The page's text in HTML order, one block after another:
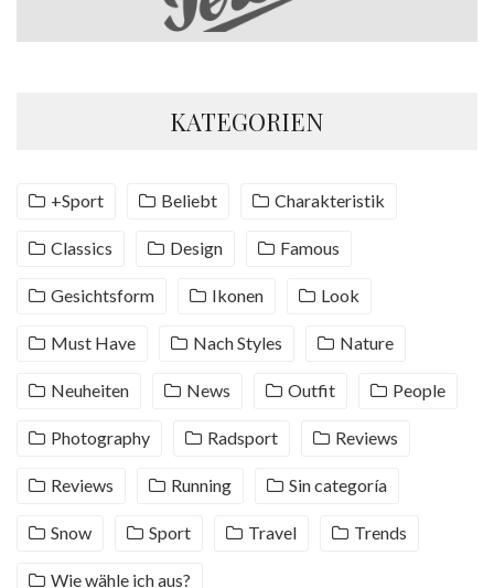
KATEGORIEN
+Sport Beliebt Charakteristik
Classics Design Famous
Gesichtsform Ikonen Look
Must Have Nach Styles Nature
Neuheiten News Outfit People
Photography Radsport Reviews
Reviews Running Sin categoría
Snow Sport Travel Trends
Wie wähle ich aus?